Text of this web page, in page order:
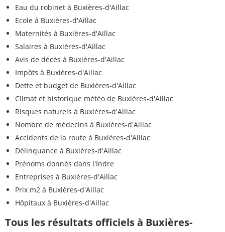
Eau du robinet à Buxières-d'Aillac
Ecole à Buxières-d'Aillac
Maternités à Buxières-d'Aillac
Salaires à Buxières-d'Aillac
Avis de décès à Buxières-d'Aillac
Impôts à Buxières-d'Aillac
Dette et budget de Buxières-d'Aillac
Climat et historique météo de Buxières-d'Aillac
Risques naturels à Buxières-d'Aillac
Nombre de médecins à Buxières-d'Aillac
Accidents de la route à Buxières-d'Aillac
Délinquance à Buxières-d'Aillac
Prénoms donnés dans l'Indre
Entreprises à Buxières-d'Aillac
Prix m2 à Buxières-d'Aillac
Hôpitaux à Buxières-d'Aillac
Tous les résultats officiels à Buxières-